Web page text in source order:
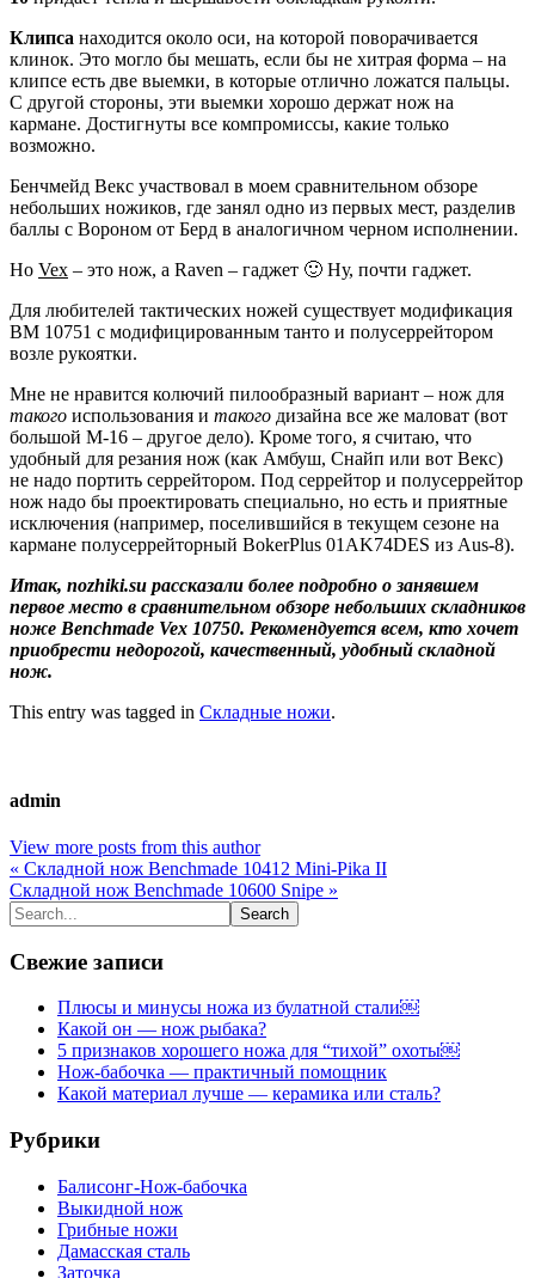
Клипса находится около оси, на которой поворачивается
клинок. Это могло бы мешать, если бы не хитрая форма – на
клипсе есть две выемки, в которые отлично ложатся пальцы.
С другой стороны, эти выемки хорошо держат нож на
кармане. Достигнуты все компромиссы, какие только
возможно.
Бенчмейд Векс участвовал в моем сравнительном обзоре
небольших ножиков, где занял одно из первых мест, разделив
баллы с Вороном от Берд в аналогичном черном исполнении.
Но Vex – это нож, а Raven – гаджет 🙂 Ну, почти гаджет.
Для любителей тактических ножей существует модификация
BM 10751 с модифицированным танто и полусеррейтором
возле рукоятки.
Мне не нравится колючий пилообразный вариант – нож для
такого использования и такого дизайна все же маловат (вот
большой M-16 – другое дело). Кроме того, я считаю, что
удобный для резания нож (как Амбуш, Снайп или вот Векс)
не надо портить серрейтором. Под серрейтор и полусеррейтор
нож надо бы проектировать специально, но есть и приятные
исключения (например, поселившийся в текущем сезоне на
кармане полусеррейторный BokerPlus 01AK74DES из Aus-8).
Итак, nozhiki.su рассказали более подробно о занявшем
первое место в сравнительном обзоре небольших складников
ноже Benchmade Vex 10750. Рекомендуется всем, кто хочет
приобрести недорогой, качественный, удобный складной
нож.
This entry was tagged in Складные ножи.
admin
View more posts from this author
« Складной нож Benchmade 10412 Mini-Pika II
Складной нож Benchmade 10600 Snipe »
Свежие записи
Плюсы и минусы ножа из булатной стали￼
Какой он — нож рыбака?
5 признаков хорошего ножа для “тихой” охоты￼
Нож-бабочка — практичный помощник
Какой материал лучше — керамика или сталь?
Рубрики
Балисонг-Нож-бабочка
Выкидной нож
Грибные ножи
Дамасская сталь
Заточка